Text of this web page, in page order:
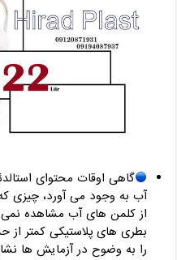
گاهی اوقات محتوای
آب به وجود می آورد، چیزی
از کلمن های آب مشاهده نمی
بطری های پلاستیکی کمتر از
را به وضوح در آزمایش ها